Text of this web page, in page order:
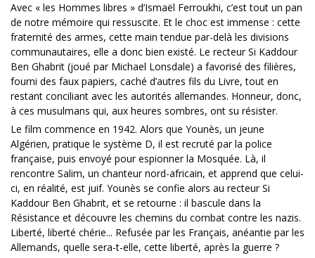
Avec « les Hommes libres » d’Ismaël Ferroukhi, c’est tout un pan
de notre mémoire qui ressuscite. Et le choc est immense : cette
fraternité des armes, cette main tendue par-delà les divisions
communautaires, elle a donc bien existé. Le recteur Si Kaddour
Ben Ghabrit (joué par Michael Lonsdale) a favorisé des filières,
fourni des faux papiers, caché d’autres fils du Livre, tout en
restant conciliant avec les autorités allemandes. Honneur, donc,
à ces musulmans qui, aux heures sombres, ont su résister.
Le film commence en 1942. Alors que Younès, un jeune
Algérien, pratique le système D, il est recruté par la police
française, puis envoyé pour espionner la Mosquée. Là, il
rencontre Salim, un chanteur nord-africain, et apprend que celui-
ci, en réalité, est juif. Younès se confie alors au recteur Si
Kaddour Ben Ghabrit, et se retourne : il bascule dans la
Résistance et découvre les chemins du combat contre les nazis.
Liberté, liberté chérie... Refusée par les Français, anéantie par les
Allemands, quelle sera-t-elle, cette liberté, après la guerre ?